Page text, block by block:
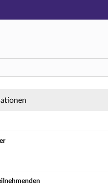
Der Weg zur